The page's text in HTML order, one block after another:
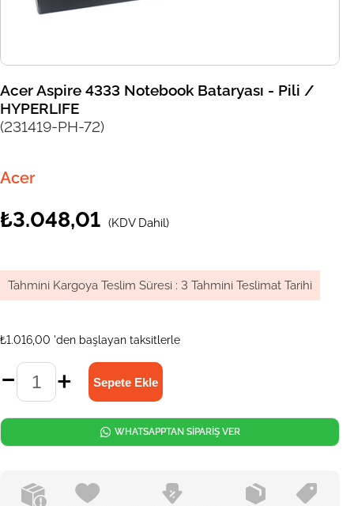
Acer Aspire 4333 Notebook Bataryası - Pili /
HYPERLIFE
(231419-PH-72)
Acer
₺3.048,01 (KDV Dahil)
Tahmini Kargoya Teslim Süresi : 3 Tahmini Teslimat Tarihi
₺1.016,00 'den başlayan taksitlerle
WHATSAPPTAN SİPARİŞ VER